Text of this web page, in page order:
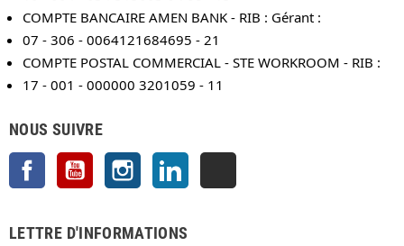
COMPTE BANCAIRE AMEN BANK - RIB : Gérant :
07 - 306 - 0064121684695 - 21
COMPTE POSTAL COMMERCIAL - STE WORKROOM - RIB :
17 - 001 - 000000 3201059 - 11
NOUS SUIVRE
Facebook YouTube Instagram
LETTRE D'INFORMATIONS